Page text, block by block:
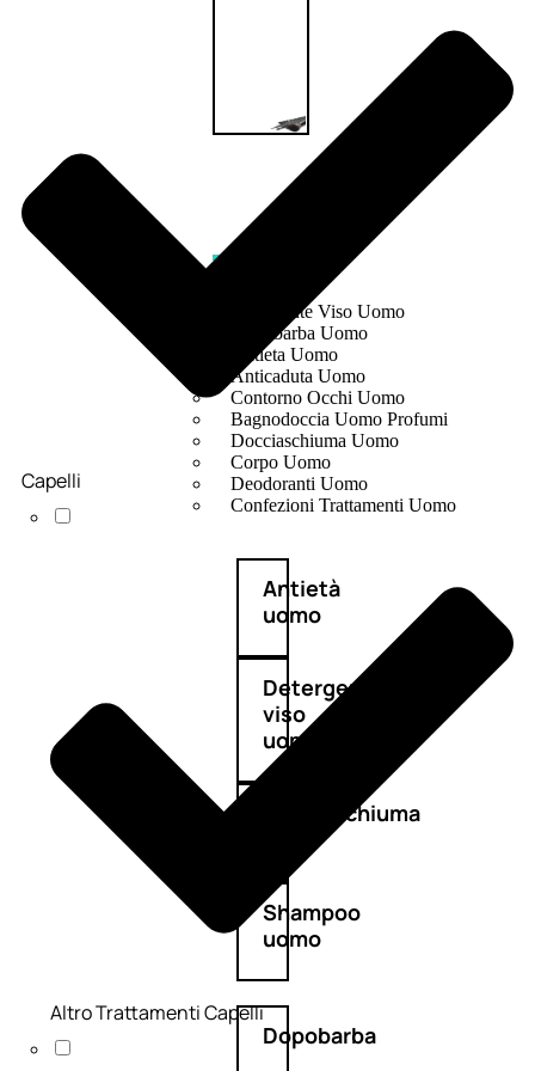
Detergente Viso Uomo
Dopobarba Uomo
Antieta Uomo
Anticaduta Uomo
Contorno Occhi Uomo
Bagnodoccia Uomo Profumi
Docciaschiuma Uomo
Corpo Uomo
Deodoranti Uomo
Confezioni Trattamenti Uomo
Antietà
uomo
Detergente
viso
uomo
Docciaschiuma
uomo
Shampoo
uomo
Dopobarba
Capelli
Altro Trattamenti Capelli